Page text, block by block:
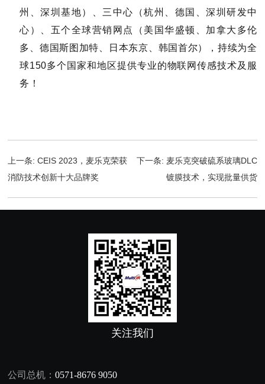
州、深圳基地）、三中心（杭州、德国、深圳研发中
心）、五个全球营销网点（美国华盛顿、加拿大多伦
多、德国斯图加特、日本东京、韩国首尔），持续为全
球150多个国家和地区提供专业的物联网传感技术及服
务！
上一条:CEIS 2023，麦乐克荣获
消防技术创新十大品牌奖
下一条: 麦乐克突破硫系玻璃DLC
镀膜技术，实现批量供货
关注我们
公司总机：0571-8676 9050